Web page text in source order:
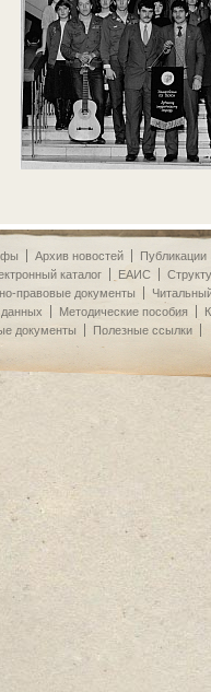
Архив новостей
Публикации
каталог ЕАИС
правовые документы
Методические пособия
документы Полезные ссылки